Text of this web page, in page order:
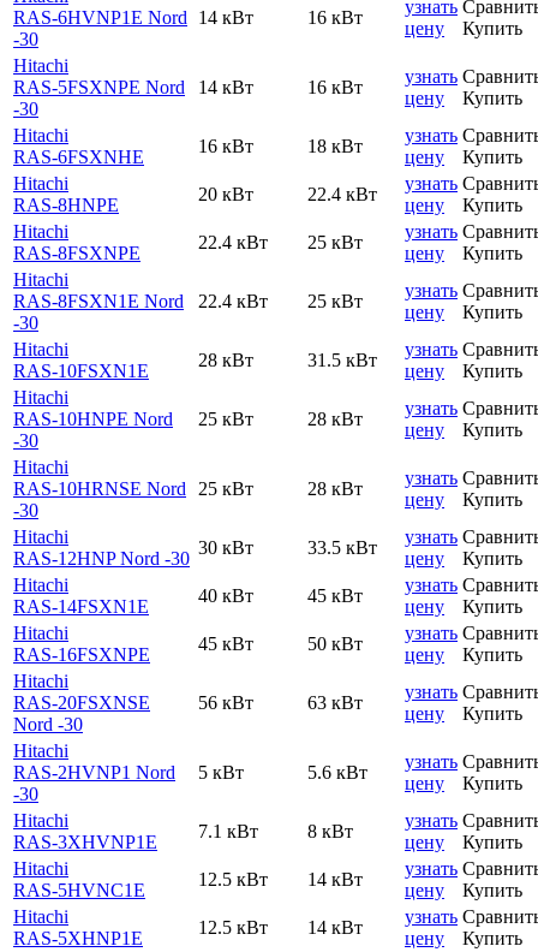
RAS-6HVNP1E Nord
-30
14 кВт 16 кВт
узнать
цену
Купить
Hitachi
RAS-5FSXNPE Nord
-30
14 кВт 16 кВт
узнать
цену
Купить
Hitachi
RAS-6FSXNHE
16 кВт 18 кВт
узнать
цену
Купить
Hitachi
RAS-8HNPE
20 кВт 22.4 кВт
узнать
цену
Купить
Hitachi
RAS-8FSXNPE
22.4 кВт 25 кВт
узнать
цену
Купить
Hitachi
RAS-8FSXN1E Nord
-30
22.4 кВт 25 кВт
узнать
цену
Купить
Hitachi
RAS-10FSXN1E
28 кВт 31.5 кВт
узнать
цену
Купить
Hitachi
RAS-10HNPE Nord
-30
25 кВт 28 кВт
узнать
цену
Купить
Hitachi
RAS-10HRNSE Nord
-30
25 кВт 28 кВт
узнать
цену
Купить
Hitachi
RAS-12HNP Nord -30
30 кВт 33.5 кВт
узнать
цену
Купить
Hitachi
RAS-14FSXN1E
40 кВт 45 кВт
узнать
цену
Купить
Hitachi
RAS-16FSXNPE
45 кВт 50 кВт
узнать
цену
Купить
Hitachi
RAS-20FSXNSE
Nord -30
56 кВт 63 кВт
узнать
цену
Купить
Hitachi
RAS-2HVNP1 Nord
-30
5 кВт 5.6 кВт
узнать
цену
Купить
Hitachi
RAS-3XHVNP1E
7.1 кВт 8 кВт
узнать
цену
Купить
Hitachi
RAS-5HVNC1E
12.5 кВт 14 кВт
узнать
цену
Купить
Hitachi
RAS-5XHNP1E
12.5 кВт 14 кВт
узнать
цену
Купить